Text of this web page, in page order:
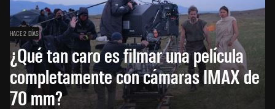
HACE 2 DÍAS
¿Qué tan caro es filmar una película
completamente con cámaras IMAX de
70 mm?